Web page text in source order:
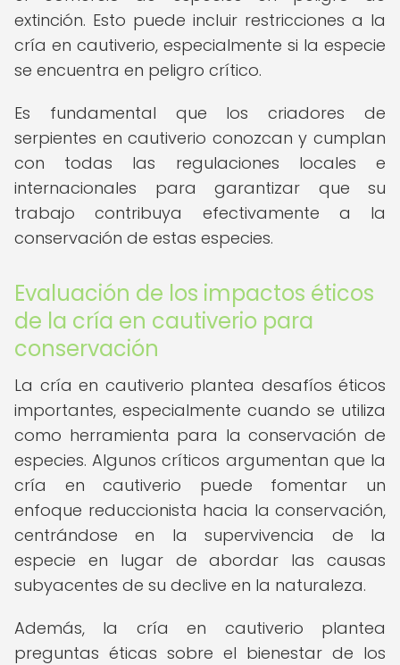
extinción. Esto puede incluir restricciones a la
cría en cautiverio, especialmente si la especie
se encuentra en peligro crítico.
Es fundamental que los criadores de
serpientes en cautiverio conozcan y cumplan
con todas las regulaciones locales e
internacionales para garantizar que su
trabajo contribuya efectivamente a la
conservación de estas especies.
Evaluación de los impactos éticos
de la cría en cautiverio para
conservación
La cría en cautiverio plantea desafíos éticos
importantes, especialmente cuando se utiliza
como herramienta para la conservación de
especies. Algunos críticos argumentan que la
cría en cautiverio puede fomentar un
enfoque reduccionista hacia la conservación,
centrándose en la supervivencia de la
especie en lugar de abordar las causas
subyacentes de su declive en la naturaleza.
Además, la cría en cautiverio plantea
preguntas éticas sobre el bienestar de los